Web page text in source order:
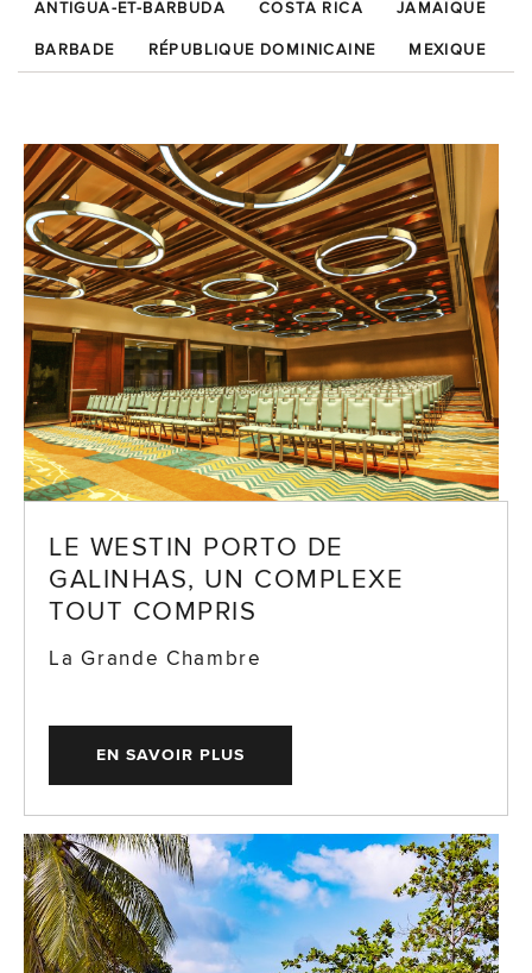
ANTIGUA-ET-BARBUDA COSTA RICA JAMAÏQUE
BARBADE RÉPUBLIQUE DOMINICAINE MEXIQUE
LE WESTIN PORTO DE
GALINHAS, UN COMPLEXE
TOUT COMPRIS
La Grande Chambre
EN SAVOIR PLUS